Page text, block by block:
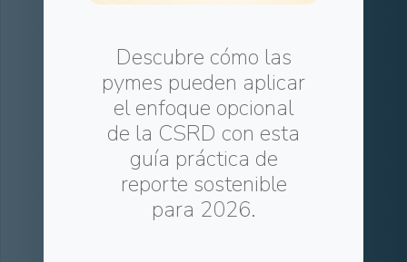
Descubre cómo las
pymes pueden aplicar
el enfoque opcional
de la CSRD con esta
guía práctica de
reporte sostenible
para 2026.